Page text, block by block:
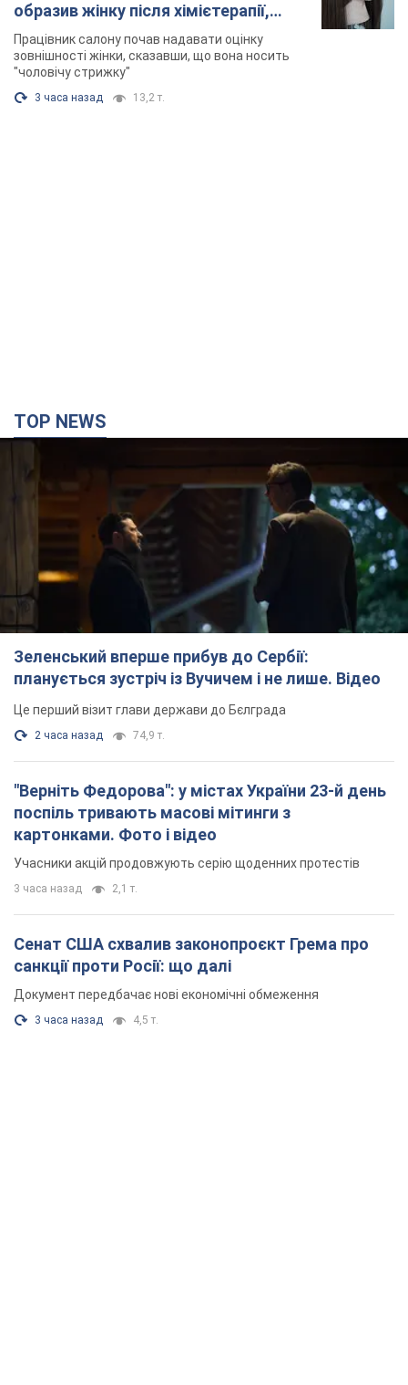
образив жінку після хімієтерапії,
розгорівся скандал. Фото
Працівник салону почав надавати оцінку
зовнішності жінки, сказавши, що вона носить
"чоловічу стрижку"
3 часа назад 13,2 т.
TOP NEWS
Зеленський вперше прибув до Сербії:
планується зустріч із Вучичем і не лише. Відео
Це перший візит глави держави до Бєлграда
2 часа назад 74,9 т.
"Верніть Федорова": у містах України 23-й день
поспіль тривають масові мітинги з
картонками. Фото і відео
Учасники акцій продовжують серію щоденних протестів
3 часа назад 2,1 т.
Сенат США схвалив законопроєкт Грема про
санкції проти Росії: що далі
Документ передбачає нові економічні обмеження
3 часа назад 4,5 т.